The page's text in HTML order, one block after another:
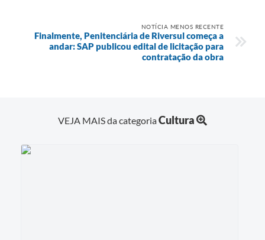
NOTÍCIA MENOS RECENTE
Finalmente, Penitenciária de Riversul começa a
andar: SAP publicou edital de licitação para
contratação da obra
VEJA MAIS da categoriaCultura